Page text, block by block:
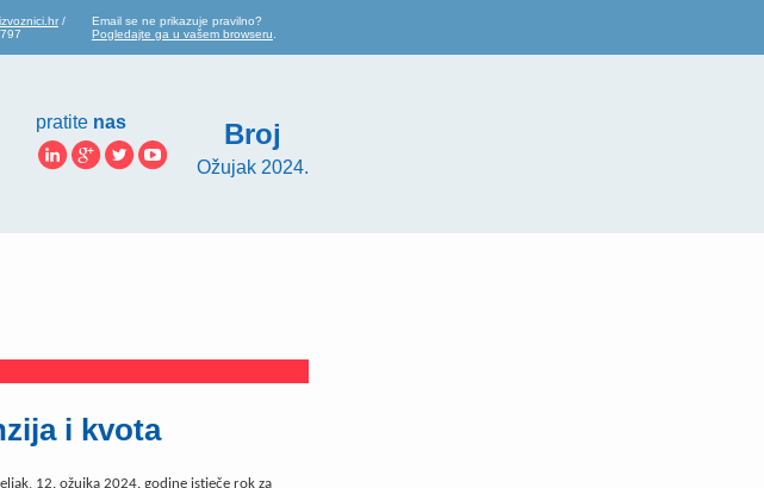
/
Email se ne prikazuje pravilno?
Pogledajte ga u vašem browseru
pratite nas Broj
Ožujak 2024.
i kvota
12. ožujka 2024. godine istječe rok za